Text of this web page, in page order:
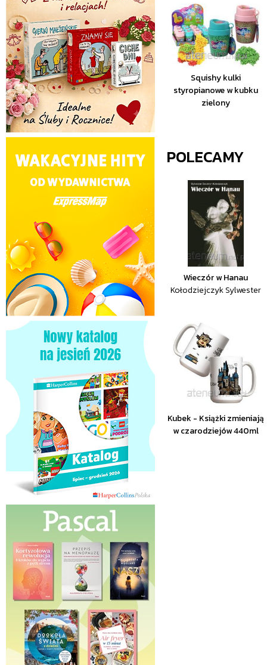
Squishy kulki
styropianowe w kubku
zielony
POLECAMY
Wieczór w Hanau
Kołodziejczyk Sylwester
Kubek - Książki zmieniają
w czarodziejów 440ml